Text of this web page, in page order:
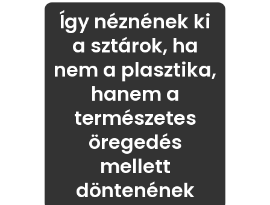
Így néznének ki
a sztárok, ha
nem a plasztika,
hanem a
természetes
öregedés
mellett
döntenének